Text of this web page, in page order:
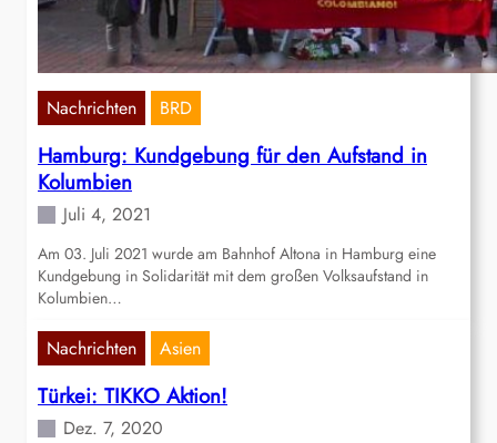
Nachrichten BRD
Hamburg: Kundgebung für den Aufstand in
Kolumbien
Juli 4, 2021
Am 03. Juli 2021 wurde am Bahnhof Altona in Hamburg eine
Kundgebung in Solidarität mit dem großen Volksaufstand in
Kolumbien…
Nachrichten Asien
Türkei: TIKKO Aktion!
Dez. 7, 2020